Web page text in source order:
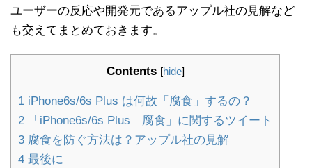
ユーザーの反応や開発元であるアップル社の見解など
も交えてまとめておきます。
Contents [hide]
1 iPhone6s/6s Plus は何故「腐食」するの？
2 「iPhone6s/6s Plus 腐食」に関するツイート
3 腐食を防ぐ方法は？アップル社の見解
4 最後に